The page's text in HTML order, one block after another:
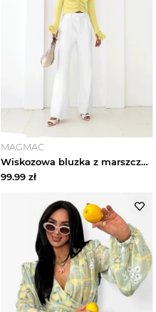
MAGMAC
Wiskozowa bluzka z marszczeniem SANTINI - cytrynowa magmac
99.99 zł